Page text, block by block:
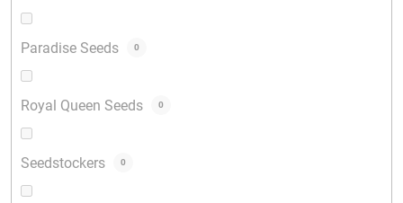
Paradise Seeds 0
Royal Queen Seeds 0
Seedstockers 0